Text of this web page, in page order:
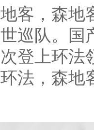
客，森地
巡队。国
登上环
法，森地